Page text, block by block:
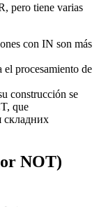
pero tiene varias
con IN son más
el procesamiento de
construcción se
que
складних
NOT)